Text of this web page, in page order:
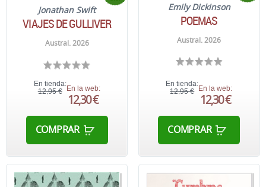
Jonathan Swift
VIAJES DE GULLIVER
Austral. 2026
En tienda:
12,95 € En la web:
12,30 €
COMPRAR
Emily Dickinson
POEMAS
Austral. 2026
En tienda:
12,95 €
En la web:
12,30 €
COMPRAR